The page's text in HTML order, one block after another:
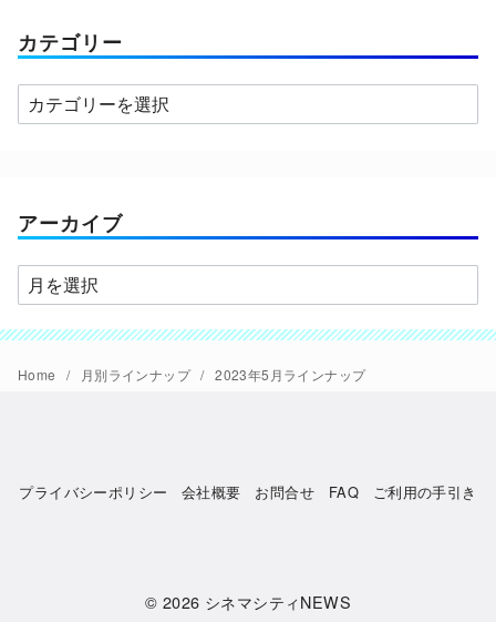
カテゴリー
カ
テ
ー
アーカイブ
ア
ー
カ
イ
Home 月別ラインナップ 2023年5月ラインナップ
プライバシーポリシー 会社概要 お問合せ FAQ ご利用の手引き
© 2026 シネマシティNEWS